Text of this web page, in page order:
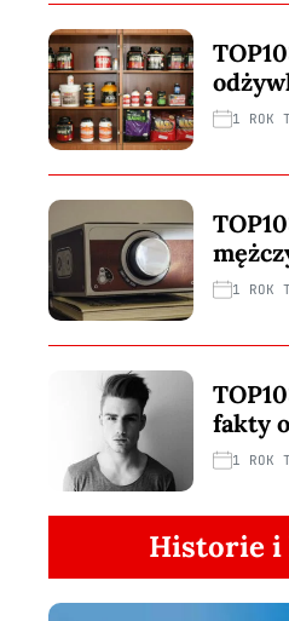
1 ROK
1 ROK
fakty
1 ROK
Historie i